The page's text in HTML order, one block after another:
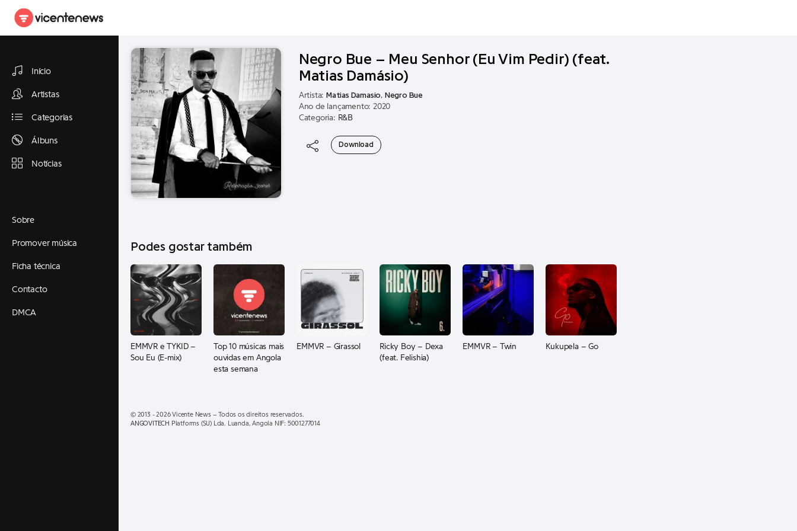
Início
Artistas
Categorias
Álbuns
Notícias
Sobre
Promover música
Ficha técnica
Contacto
DMCA
Negro Bue – Meu Senhor (Eu Vim Pedir) (feat.
Matias Damásio)
Artista: Matias Damasio, Negro Bue
Ano de lançamento: 2020
Categoria: R&B
Download
Podes gostar também
EMMVR e TYKID –
Sou Eu (E-mix)
Top 10 músicas mais
ouvidas em Angola
esta semana
EMMVR – Girassol
Ricky Boy – Dexa
(feat. Felishia)
EMMVR – Twin Kukupela – Go
© 2013 - 2026 Vicente News – Todos os direitos reservados.
ANGOVITECH
Platforms (SU) Lda. Luanda, Angola NIF: 5001277014